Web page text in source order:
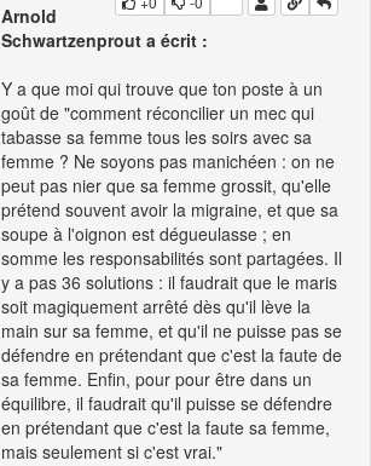
Arnold
Schwartzenprout a écrit :
Y a que moi qui trouve que ton poste à un
goût de "comment réconcilier un mec qui
tabasse sa femme tous les soirs avec sa
femme ? Ne soyons pas manichéen : on ne
peut pas nier que sa femme grossit, qu'elle
prétend souvent avoir la migraine, et que sa
soupe à l'oignon est dégueulasse ; en
somme les responsabilités sont partagées. Il
y a pas 36 solutions : il faudrait que le maris
soit magiquement arrêté dès qu'il lève la
main sur sa femme, et qu'il ne puisse pas se
défendre en prétendant que c'est la faute de
sa femme. Enfin, pour pour être dans un
équilibre, il faudrait qu'il puisse se défendre
en prétendant que c'est la faute sa femme,
mais seulement si c'est vrai."